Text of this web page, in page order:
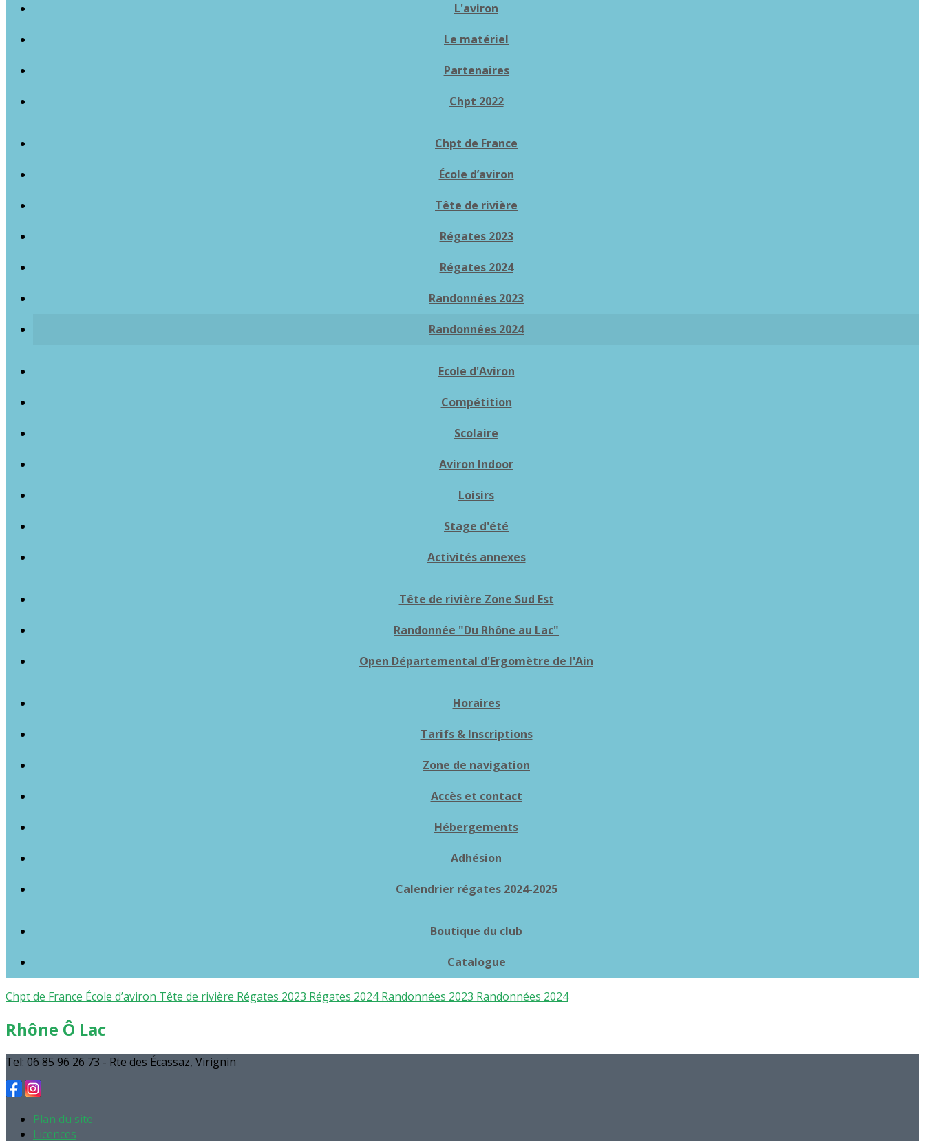
L'aviron
Le matériel
Partenaires
Chpt 2022
Chpt de France
École d’aviron
Tête de rivière
Régates 2023
Régates 2024
Randonnées 2023
Randonnées 2024
Ecole d'Aviron
Compétition
Scolaire
Aviron Indoor
Loisirs
Stage d'été
Activités annexes
Tête de rivière Zone Sud Est
Randonnée "Du Rhône au Lac"
Open Départemental d'Ergomètre de l'Ain
Horaires
Tarifs & Inscriptions
Zone de navigation
Accès et contact
Hébergements
Adhésion
Calendrier régates 2024-2025
Boutique du club
Catalogue
Chpt de France École d’aviron Tête de rivière Régates 2023 Régates 2024Randonnées 2023 Randonnées 2024
Rhône Ô Lac
Tel: 06 85 96 26 73 - Rte des Écassaz, Virignin
Plan du site
Licences